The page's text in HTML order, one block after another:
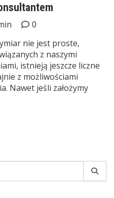
0
nie jest proste,
z naszymi
istnieją jeszcze liczne
z możliwościami
Nawet jeśli założymy